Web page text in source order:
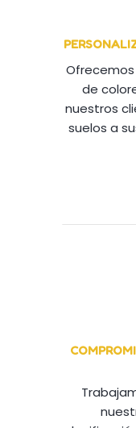
de
nuestros
suelos a